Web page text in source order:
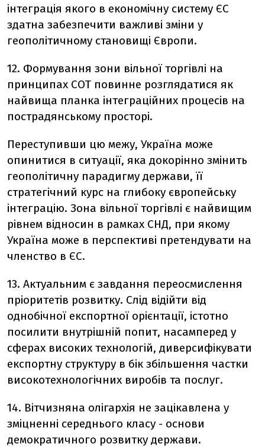
інтеграція якого в економічну систему ЄС
здатна забезпечити важливі зміни у
геополітичному становищі Європи.
12. Формування зони вільної торгівлі на
принципах СОТ повинне розглядатися як
найвища планка інтеграційних процесів на
пострадянському просторі.
Переступивши цю межу, Україна може
опинитися в ситуації, яка докорінно змінить
геополітичну парадигму держави, її
стратегічний курс на глибоку європейську
інтеграцію. Зона вільної торгівлі є найвищим
рівнем відносин в рамках СНД, при якому
Україна може в перспективі претендувати на
членство в ЄС.
13. Актуальним є завдання переосмислення
пріоритетів розвитку. Слід відійти від
однобічної експортної орієнтації, істотно
посилити внутрішній попит, насамперед у
сферах високих технологій, диверсифікувати
експортну структуру в бік збільшення частки
високотехнологічних виробів та послуг.
14. Вітчизняна олігархія не зацікавлена у
зміцненні середнього класу - основи
демократичного розвитку держави.